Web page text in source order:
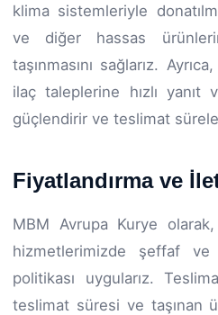
klima sistemleriyle
ve diğer hassas
taşınmasını sağlarız.
ilaç taleplerine hızlı yanıt
güçlendirir ve teslimat
Fiyatlandırma ve
MBM Avrupa Kurye olarak,
hizmetlerimizde şeffaf ve
politikası uygularız.
teslimat süresi ve taşınan